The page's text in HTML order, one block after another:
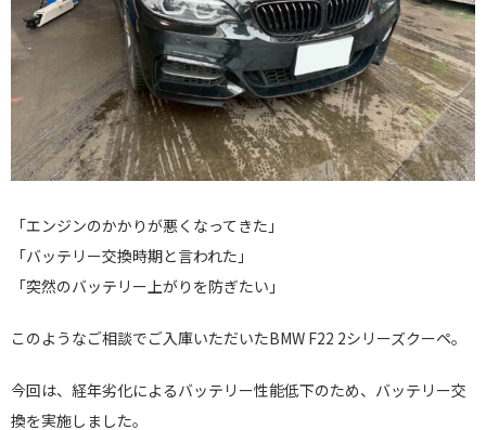
「エンジンのかかりが悪くなってきた」
「バッテリー交換時期と言われた」
「突然のバッテリー上がりを防ぎたい」
このようなご相談でご入庫いただいたBMW F22 2シリーズクーペ。
今回は、経年劣化によるバッテリー性能低下のため、バッテリー交
換を実施しました。